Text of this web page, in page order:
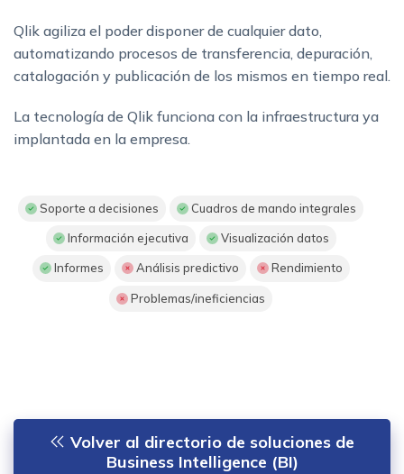
Qlik agiliza el poder disponer de cualquier dato,
automatizando procesos de transferencia, depuración,
catalogación y publicación de los mismos en tiempo real.
La tecnología de Qlik funciona con la infraestructura ya
implantada en la empresa.
Soporte a decisiones Cuadros de mando integrales
Información ejecutiva Visualización datos
Informes Análisis predictivo Rendimiento
Problemas/ineficiencias
Volver al directorio de soluciones de
Business Intelligence (BI)